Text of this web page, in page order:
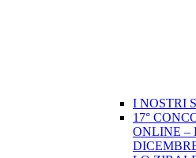
I NOSTRI
17°
ONLINE –